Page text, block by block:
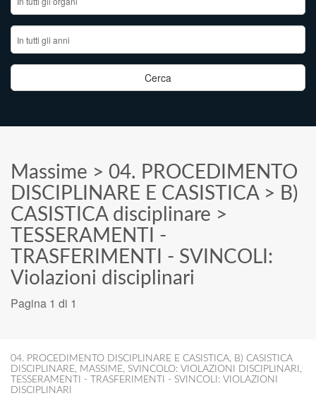
Massime > 04. PROCEDIMENTO
DISCIPLINARE E CASISTICA> B)
CASISTICA disciplinare >
TESSERAMENTI -
TRASFERIMENTI - SVINCOLI:
Violazioni disciplinari
Pagina 1 di 1
04. PROCEDIMENTO DISCIPLINARE E CASISTICA, B) CASISTICA
DISCIPLINARE, MASSIME, SVINCOLO: VIOLAZIONI DISCIPLINARI ,
TESSERAMENTI - TRASFERIMENTI - SVINCOLI: VIOLAZIONI
DISCIPLINARI